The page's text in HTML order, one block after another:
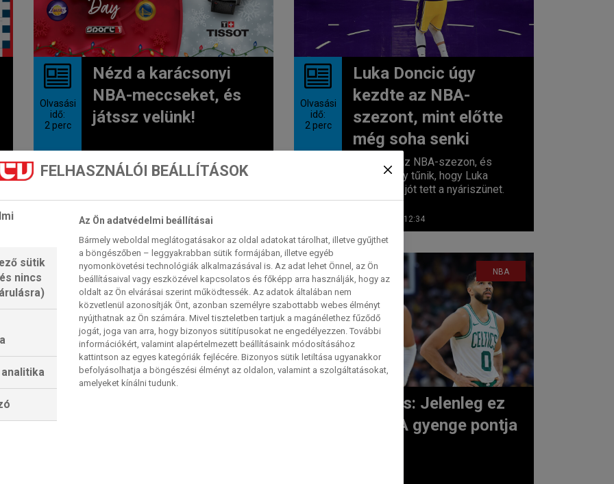
Olvasási
idő:
2 perc
Nézd a karácsonyi
NBA-meccseket, és
játssz velünk!
Ismét elkészítettük a karácsonyi
menüt, amely öt csodálatos NBA-
Sport1-en december...
Sport TV 2025. 12. 19. 18:51
Olvasási
idő:
2 perc
Luka Doncic úgy
kezdte az NBA-
szezont, mint előtte
még soha senki
Elstartolt az NBA-szezon, és
tényleg úgy tűnik, hogy Luka
Doncicnak jót tett a nyáriszünet.
Az...
2025. 10. 25. 12:34
NBA NBA
Achilles: Jelenleg ez
az NBA gyenge pontja
FELHASZNÁLÓI BEÁLLÍTÁSOK
sütik
nincs
Az Ön adatvédelmi beállításai
Bármely weboldal meglátogatásakor az oldal adatokat tárolhat, illetve gyűjthet
a böngészőben – leggyakrabban sütik formájában, illetve egyéb
nyomonkövetési technológiák alkalmazásával is. Az adat lehet Önnel, az Ön
beállításaival vagy eszközével kapcsolatos és főképp arra használják, hogy az
oldalt az Ön elvárásai szerint működtessék. Az adatok általában nem
közvetlenül azonosítják Önt, azonban személyre szabottabb webes élményt
nyújthatnak az Ön számára. Mivel tiszteletben tartjuk a magánélethez fűződő
jogát, joga van arra, hogy bizonyos sütitípusokat ne engedélyezzen. További
információkért, valamint alapértelmezett beállításaink módosításához
kattintson az egyes kategóriák fejlécére. Bizonyos sütik letiltása ugyanakkor
befolyásolhatja a böngészési élményt az oldalon, valamint a szolgáltatásokat,
amelyeket kínálni tudunk.